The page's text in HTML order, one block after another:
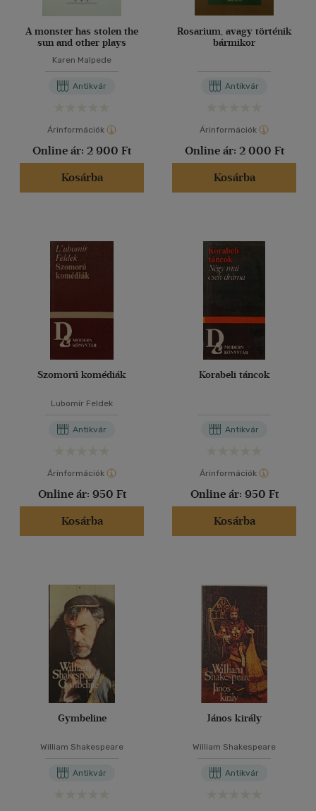
A monster has stolen the
sun and other plays
Karen Malpede
Antikvár
Árinformációk
Online ár: 2 900 Ft
Kosárba
Rosarium, avagy történik
bármikor
Antikvár
Árinformációk
Online ár: 2 000 Ft
Kosárba
Szomorú komédiák
Lubomír Feldek
Antikvár
Árinformációk
Online ár: 950 Ft
Kosárba
Korabeli táncok
Antikvár
Árinformációk
Online ár: 950 Ft
Kosárba
Gymbeline
William Shakespeare
Antikvár
János király
William Shakespeare
Antikvár